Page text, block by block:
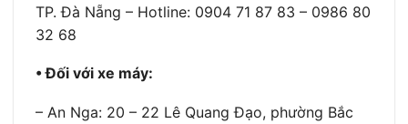
TP. Đà Nẵng – Hotline: 0904 71 87 83 – 0986 80
32 68
• Đối với xe máy:
– An Nga: 20 – 22 Lê Quang Đạo, phường Bắc